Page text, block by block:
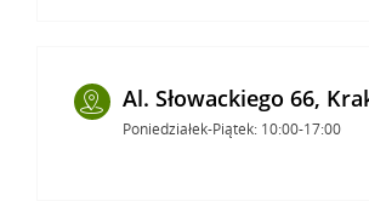
Al. Słowackiego 66,
Poniedziałek-Piątek: 10:00-17:00